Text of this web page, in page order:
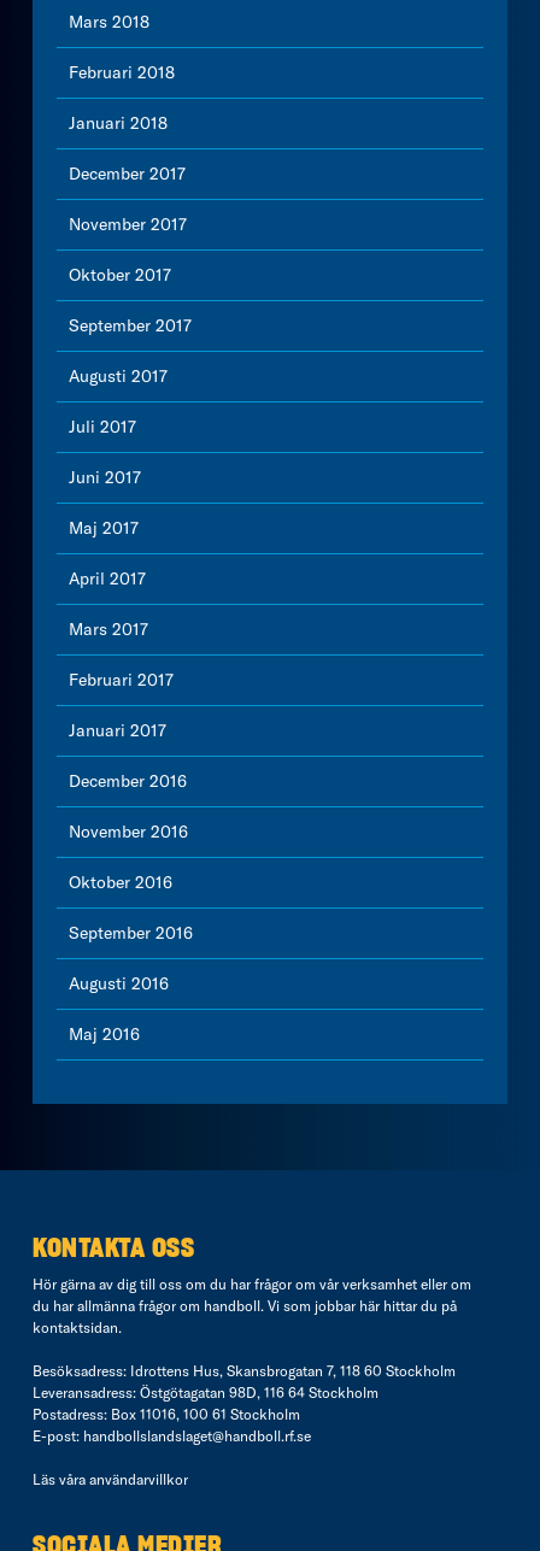
Mars 2018
Februari 2018
Januari 2018
December 2017
November 2017
Oktober 2017
September 2017
Augusti 2017
Juli 2017
Juni 2017
Maj 2017
April 2017
Mars 2017
Februari 2017
Januari 2017
December 2016
November 2016
Oktober 2016
September 2016
Augusti 2016
Maj 2016
KONTAKTA OSS
Hör gärna av dig till oss om du har frågor om vår verksamhet eller om
du har allmänna frågor om handboll. Vi som jobbar här hittar du på
kontaktsidan.
Besöksadress: Idrottens Hus, Skansbrogatan 7, 118 60 Stockholm
Leveransadress: Östgötagatan 98D, 116 64 Stockholm
Postadress: Box 11016, 100 61 Stockholm
E-post: handbollslandslaget@handboll.rf.se
Läs våra användarvillkor